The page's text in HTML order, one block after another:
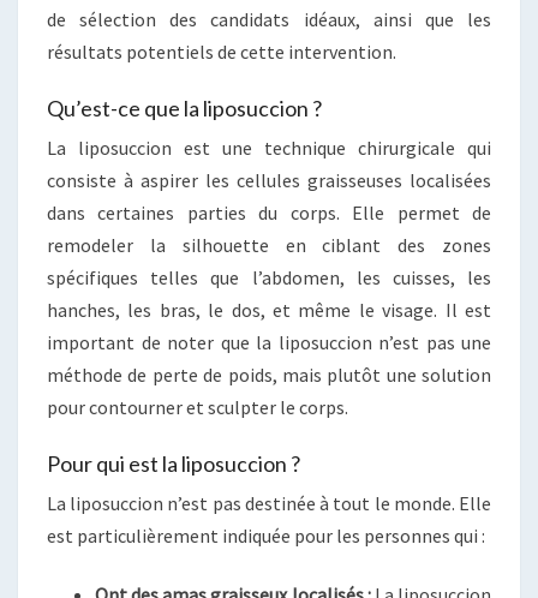
de sélection des candidats idéaux, ainsi que les
résultats potentiels de cette intervention.
Qu’est-ce que la liposuccion ?
La liposuccion est une technique chirurgicale qui
consiste à aspirer les cellules graisseuses localisées
dans certaines parties du corps. Elle permet de
remodeler la silhouette en ciblant des zones
spécifiques telles que l’abdomen, les cuisses, les
hanches, les bras, le dos, et même le visage. Il est
important de noter que la liposuccion n’est pas une
méthode de perte de poids, mais plutôt une solution
pour contourner et sculpter le corps.
Pour qui est la liposuccion ?
La liposuccion n’est pas destinée à tout le monde. Elle
est particulièrement indiquée pour les personnes qui :